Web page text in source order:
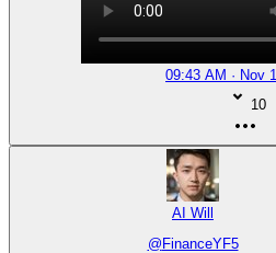
09:43 AM · Nov
10
AI Will
@ FinanceYF5